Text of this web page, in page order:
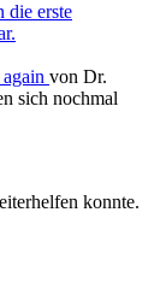
die erste
von Dr.
sich nochmal
konnte.